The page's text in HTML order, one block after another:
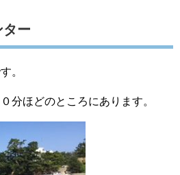
ー
。
分ほどのところにあります。